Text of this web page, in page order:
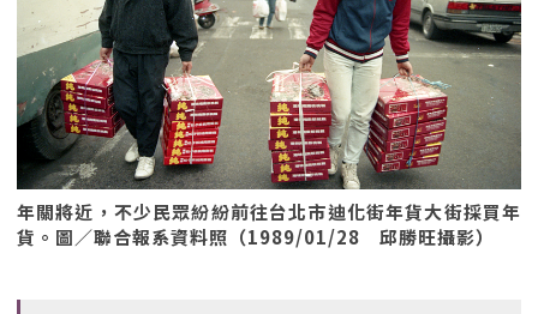
年關將近，不少民眾紛紛前往台北市迪化街年貨大街採買年
貨。圖／聯合報系資料照（1989/01/28 邱勝旺攝影）